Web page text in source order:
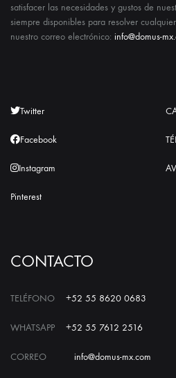
satisfacer las necesidades y gustos de
siempre disponibles para resolver
nuestro correo electrónico: info@domus-
Twitter
Facebook
Instagram
Pinterest
CONTACTO
TELÉFONO +52 55 8620 0683
WHATSAPP +52 55 7612 2516
CORREO info@domus-mx.com